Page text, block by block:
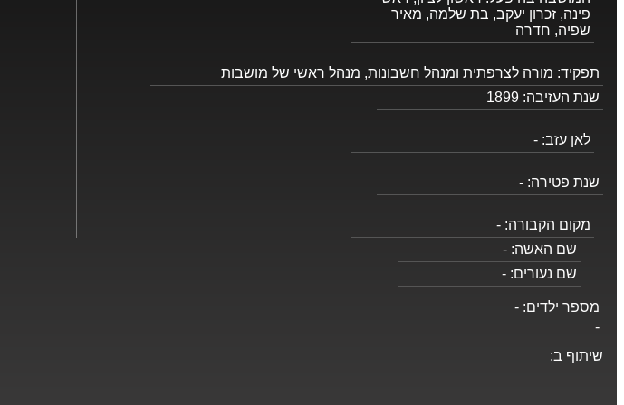
פינה, זכרון יעקב, בת שלמה, מאיר
שפיה, חדרה
תפקיד: מורה לצרפתית ומנהל חשבונות, מנהל ראשי של מושבות
שנת העזיבה: 1899
לאן עזב: -
שנת פטירה: -
מקום הקבורה: -
שם האשה: -
שם נעורים: -
מספר ילדים: -
-
שיתוף ב: